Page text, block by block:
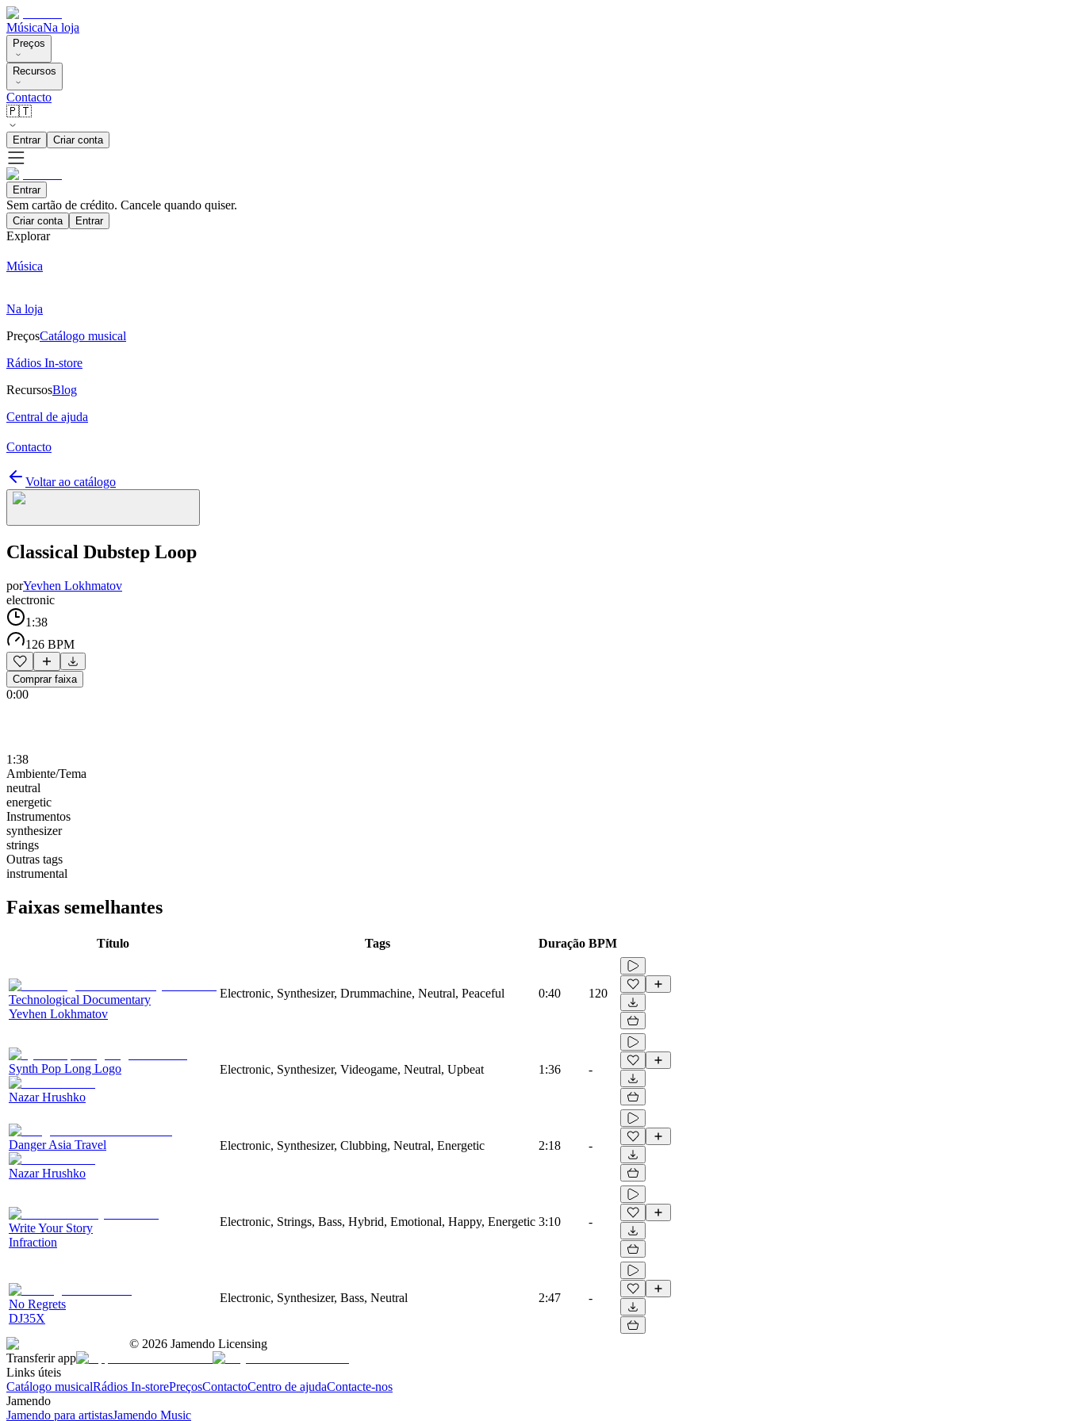
MúsicaNa loja
Preços
Recursos
Contacto
🇵🇹
Entrar Criar conta
Entrar
Sem cartão de crédito. Cancele quando quiser.
Criar conta Entrar
Explorar
Música
Na loja
PreçosCatálogo musical
Rádios In-store
RecursosBlog
Central de ajuda
Contacto
Voltar ao catálogo
Classical Dubstep Loop
porYevhen Lokhmatov
electronic
1:38
126 BPM
Comprar faixa
0:00
1:38
Ambiente/Tema
neutral
energetic
Instrumentos
synthesizer
strings
Outras tags
instrumental
Faixas semelhantes
Título Tags Duração BPM
Technological Documentary
Yevhen Lokhmatov
Electronic, Synthesizer, Drummachine, Neutral, Peaceful 0:40 120
Synth Pop Long Logo
Nazar Hrushko
Electronic, Synthesizer, Videogame, Neutral, Upbeat 1:36 -
Danger Asia Travel
Nazar Hrushko
Electronic, Synthesizer, Clubbing, Neutral, Energetic 2:18 -
Write Your Story
Infraction
Electronic, Strings, Bass, Hybrid, Emotional, Happy, Energetic 3:10 -
No Regrets
DJ35X
Electronic, Synthesizer, Bass, Neutral 2:47 -
© 2026 Jamendo Licensing
Transferir app
Links úteis
Catálogo musicalRádios In-storePreçosContactoCentro de ajudaContacte-nos
Jamendo
Jamendo para artistasJamendo Music